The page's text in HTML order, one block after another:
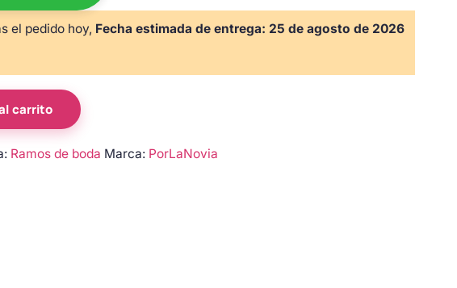
el pedido hoy, Fecha estimada de entrega: 25 de agosto de 2026
carrito
Ramos de boda Marca: PorLaNovia